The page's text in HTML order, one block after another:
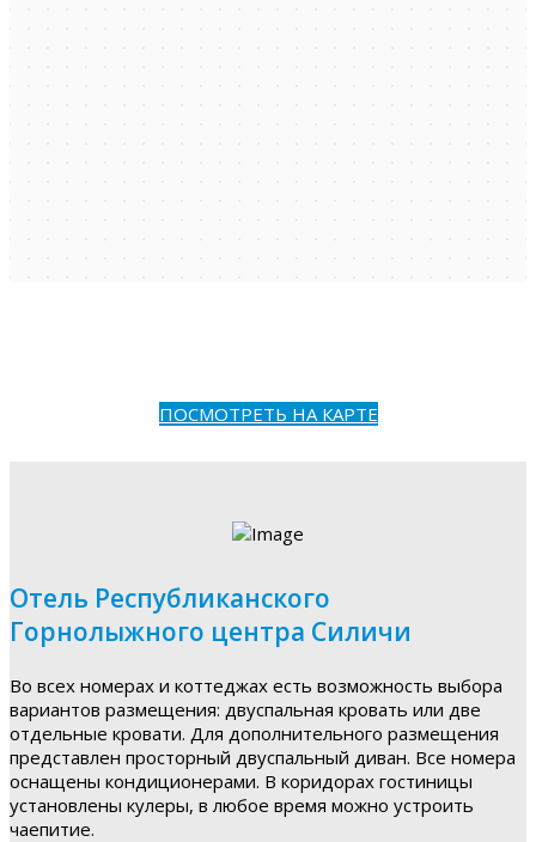
ПОСМОТРЕТЬ НА КАРТЕ
Отель Республиканского
Горнолыжного центра Силичи
Во всех номерах и коттеджах есть возможность выбора
вариантов размещения: двуспальная кровать или две
отдельные кровати. Для дополнительного размещения
представлен просторный двуспальный диван. Все номера
оснащены кондиционерами. В коридорах гостиницы
установлены кулеры, в любое время можно устроить
чаепитие.